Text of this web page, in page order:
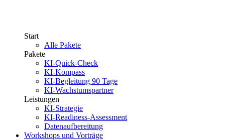
Start
Alle Pakete
Pakete
KI-Quick-Check
KI-Kompass
KI-Begleitung 90 Tage
KI-Wachstumspartner
Leistungen
KI-Strategie
KI-Readiness-Assessment
Datenaufbereitung
Workshops und Vorträge